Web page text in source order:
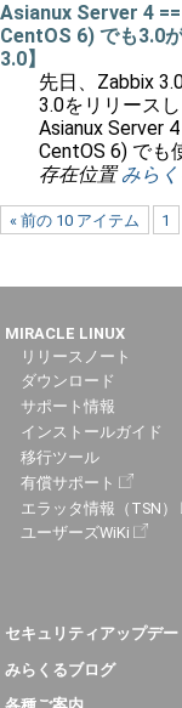
Asianux Server 4 ==
CentOS 6) でも3.0
3.0】
先日、Zabbix
3.0をリリース
Asianux Server
CentOS 6) でも
存在位置 みら
« 前の 10 アイテム 1
MIRACLE LINUX
リリースノート
ダウンロード
サポート情報
インストールガイド
移行ツール
有償サポート
エラッタ情報（TSN）
ユーザーズWiKi
セキュリティアップデー
みらくるブログ